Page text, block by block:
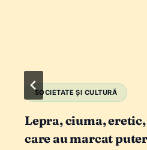
SOCIETATE ȘI CULTURĂ
Lepra, ciuma,
care au marcat